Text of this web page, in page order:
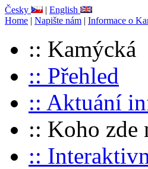
Česky | English
Home | Napište nám | Informace o
:: Kamýcká
:: Přehled
:: Aktuání
:: Koho zde
::